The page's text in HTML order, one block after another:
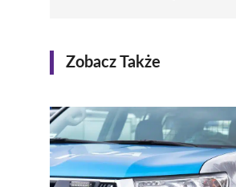
Zobacz Także